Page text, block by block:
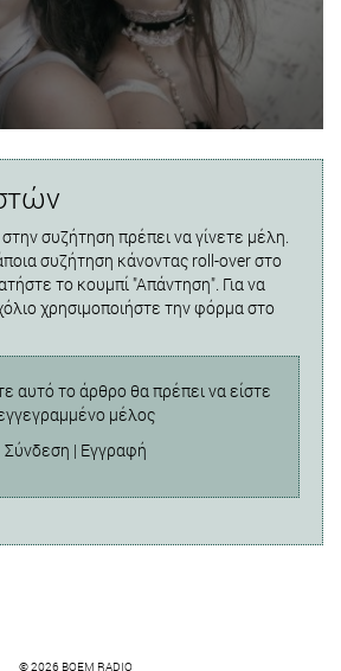
συζήτηση πρέπει να γίνετε μέλη.
συζήτηση κάνοντας roll-over στο
το κουμπί "Απάντηση". Για να
χρησιμοποιήστε την φόρμα στο
αυτό το άρθρο θα πρέπει να είστε
μέλος
Σύνδεση | Εγγραφή
© 2026 BOEM RADIO